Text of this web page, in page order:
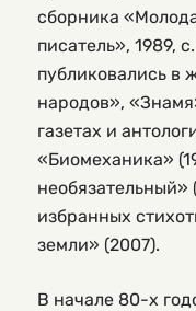
сборника
писатель», 1989,
публиковались в
народов»,
газетах и
«Биомеханика»
необязательный»
избранных
земли» (2007).
В начале 80-х